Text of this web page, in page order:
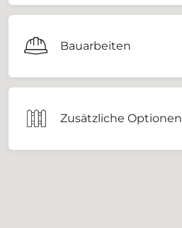
Bauarbeiten
Zusätzliche Optionen